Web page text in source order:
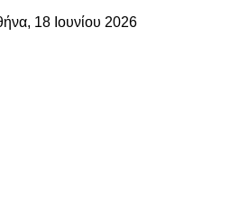
18 Ιουνίου 2026